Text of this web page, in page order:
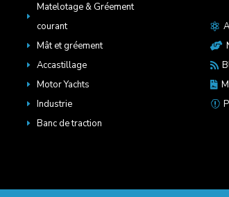
E
Matelotage & Gréement
courant
E Mât et gréement
E Accastillage
E Motor Yachts
E Industrie
E Banc de traction




